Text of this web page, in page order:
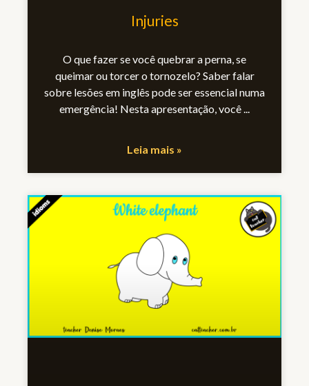
Injuries
O que fazer se você quebrar a perna, se
queimar ou torcer o tornozelo? Saber falar
sobre lesões em inglês pode ser essencial numa
emergência! Nesta apresentação, você
Leia mais »